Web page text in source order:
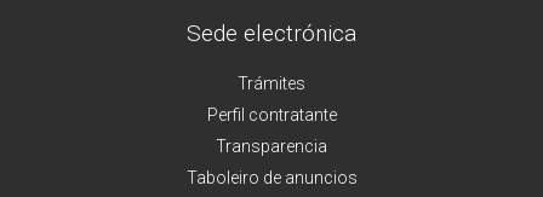
Sede electrónica
Trámites
Perfil contratante
Transparencia
Taboleiro de anuncios